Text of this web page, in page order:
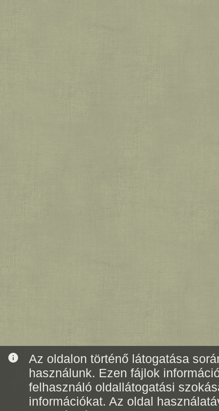
info
Az oldalon történő látogatása
használunk. Ezen fájlok
felhasználó oldallátogatási
információkat. Az oldal